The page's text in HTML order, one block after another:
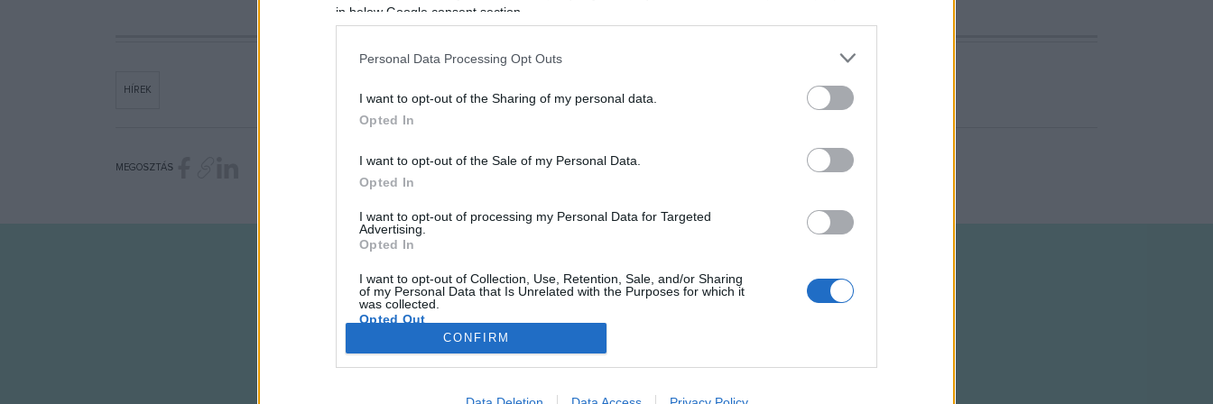
in below Google consent section.
Personal Data Processing Opt Outs
I want to opt-out of the Sharing of my personal data.
Opted In
I want to opt-out of the Sale of my Personal Data.
Opted In
I want to opt-out of processing my Personal Data for Targeted
Advertising.
Opted In
I want to opt-out of Collection, Use, Retention, Sale, and/or Sharing
of my Personal Data that Is Unrelated with the Purposes for which it
was collected.
Opted Out
Google consents
I want to allow Google to enable storage related to advertising like cookies on
CONFIRM
HÍREK
MEGOSZTÁS